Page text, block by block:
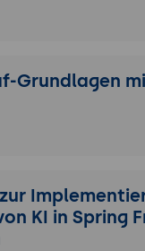
Grundlagen
KI in Spring